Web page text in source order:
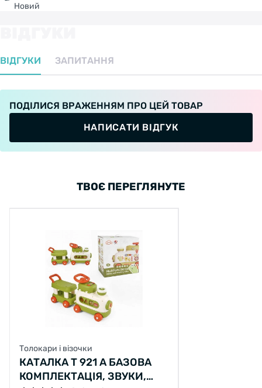
Новий
ВІДГУКИ ЗАПИТАННЯ
ПОДІЛИСЯ ВРАЖЕННЯМ ПРО ЦЕЙ ТОВАР
НАПИСАТИ ВІДГУК
ТВОЄ ПЕРЕГЛЯНУТЕ
Толокари і візочки
КАТАЛКА T 921 A БАЗОВА
КОМПЛЕКТАЦІЯ, ЗВУКИ,